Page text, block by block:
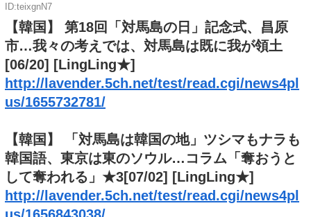
ID:teixgnN7
【韓国】 第18回「対馬島の日」記念式、昌原
市…我々の考えでは、対馬島は既に我が領土
[06/20] [LingLing★]
http://lavender.5ch.net/test/read.cgi/news4pl
us/1655732781/
【韓国】 「対馬島は韓国の地」ツシマもナラも
韓国語、東京は東のソウル…コラム「奪おうと
して奪われる」★3[07/02] [LingLing★]
http://lavender.5ch.net/test/read.cgi/news4pl